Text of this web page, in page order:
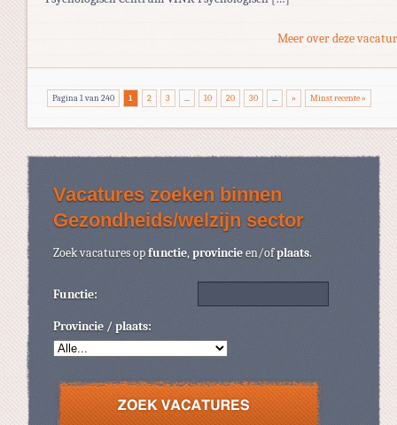
Meer over deze
Pagina 1 van 240 1 2 3 ... 10 20 30 ... » Minst recente »
Vacatures zoeken binnen
Gezondheids/welzijn sector
Zoek vacatures opfunctie,provincieen/ofplaats.
Functie:
Provincie / plaats: